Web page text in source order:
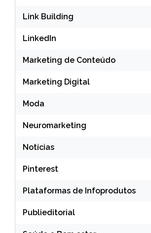
Link Building
LinkedIn
Marketing de Conteúdo
Marketing Digital
Moda
Neuromarketing
Notícias
Pinterest
Plataformas de Infoprodutos
Publieditorial